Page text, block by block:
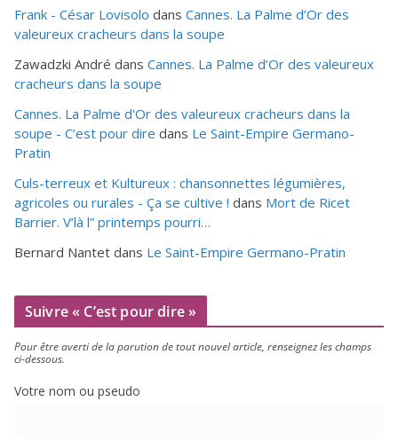
Frank - César Lovisolo dans Cannes. La Palme d’Or des
valeureux cracheurs dans la soupe
Zawadzki André dans Cannes. La Palme d’Or des valeureux
cracheurs dans la soupe
Cannes. La Palme d'Or des valeureux cracheurs dans la
soupe - C’est pour dire dans Le Saint-Empire Germano-
Pratin
Culs-terreux et Kultureux : chansonnettes légumières,
agricoles ou rurales - Ça se cultive ! dans Mort de Ricet
Barrier. V’là l” printemps pourri…
Bernard Nantet dans Le Saint-Empire Germano-Pratin
Suivre « C’est pour dire »
Pour être aver­ti de la paru­tion de tout nou­vel article, ren­sei­gnez les champs
ci-dessous.
Votre nom ou pseudo